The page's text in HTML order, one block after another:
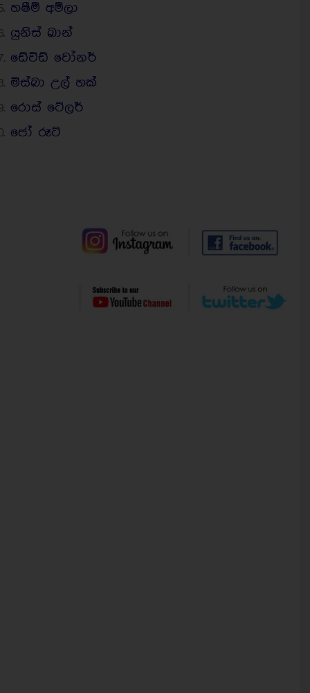
හෂීම් අම්ලා
යුනිස් ඛාන්
ඩේවිඩ් වෝනර්
මිස්බා උල් හක්
රොස් ටේලර්
ජෝ රූට්